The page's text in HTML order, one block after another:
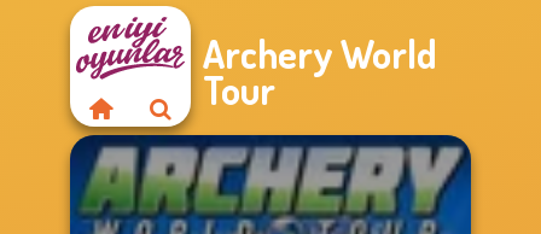
Archery World
Tour